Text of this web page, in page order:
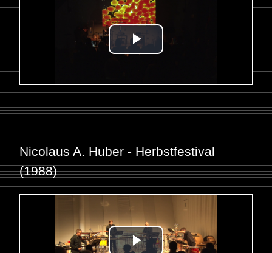
Nicolaus A. Huber - Herbstfestival
(1988)